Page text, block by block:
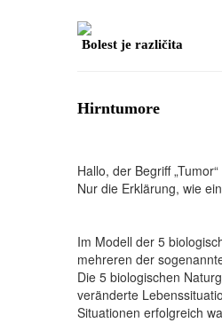
Bolest je različita
Hirntumore
Hallo, der Begriff
Nur die Erklärung, wie
Im Modell der 5
mehreren der
Die 5 biologischen
veränderte
Situationen erfolgreich